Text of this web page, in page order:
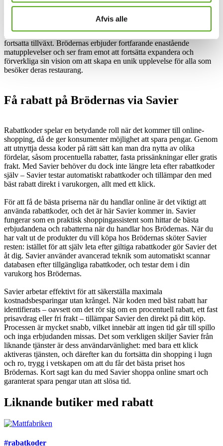
Afvis alle
Vidare har restaurangkedjan, Brödernas, etablerat sig som en
hamburgare. De anser att partnerskap är avgörande för deras
fortsatta tillväxt. Brödernas erbjuder fortfarande enastående
matupplevelser och ser fram emot att fortsätta expandera och
förverkliga sin vision om att skapa en unik upplevelse för alla som
besöker deras restaurang.
Få rabatt på Brödernas via Savier
Rabattkoder spelar en betydande roll när det kommer till online-
shopping, då de ger konsumenter möjlighet att spara pengar. Genom
att utnyttja dessa koder på rätt sätt kan man dra nytta av olika
fördelar, såsom procentuella rabatter, fasta prissänkningar eller gratis
frakt. Med Savier behöver du dock inte längre leta efter rabattkoder
själv – Savier testar automatiskt rabattkoder och tillämpar den med
bäst rabatt direkt i varukorgen, allt med ett klick.
För att få de bästa priserna när du handlar online är det viktigt att
använda rabattkoder, och det är här Savier kommer in. Savier
fungerar som en praktisk shoppingassistent som hittar de bästa
erbjudandena och rabatterna när du handlar hos Brödernas. När du
har valt ut de produkter du vill köpa hos Brödernas sköter Savier
resten: istället för att själv leta efter giltiga rabattkoder gör Savier det
åt dig. Savier använder avancerad teknik som automatiskt scannar
databasen efter tillgängliga rabattkoder, och testar dem i din
varukorg hos Brödernas.
Savier arbetar effektivt för att säkerställa maximala
kostnadsbesparingar utan krångel. När koden med bäst rabatt har
identifierats – oavsett om det rör sig om en procentuell rabatt, ett fast
prisavdrag eller fri frakt – tillämpar Savier den direkt på ditt köp.
Processen är mycket snabb, vilket innebär att ingen tid går till spillo
och inga erbjudanden missas. Det som verkligen skiljer Savier från
liknande tjänster är dess användarvänlighet: med bara ett klick
aktiveras tjänsten, och därefter kan du fortsätta din shopping i lugn
och ro, trygg i vetskapen om att du får det bästa priset hos
Brödernas. Kort sagt kan du med Savier shoppa online smart och
garanterat spara pengar utan att slösa tid.
Liknande butiker med rabatt
#rabatkoder